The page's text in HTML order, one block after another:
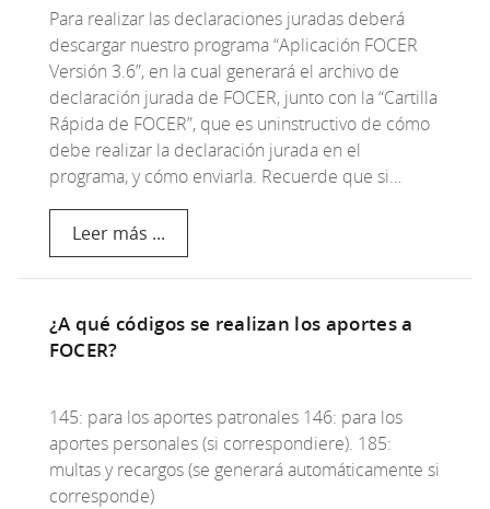
Para realizar las declaraciones juradas deberá
descargar nuestro programa “Aplicación FOCER
Versión 3.6”, en la cual generará el archivo de
declaración jurada de FOCER, junto con la “Cartilla
Rápida de FOCER”, que es uninstructivo de cómo
debe realizar la declaración jurada en el
programa, y cómo enviarla. Recuerde que si…
Leer más ...
¿A qué códigos se realizan los aportes a
FOCER?
145: para los aportes patronales 146: para los
aportes personales (si correspondiere). 185:
multas y recargos (se generará automáticamente si
corresponde)